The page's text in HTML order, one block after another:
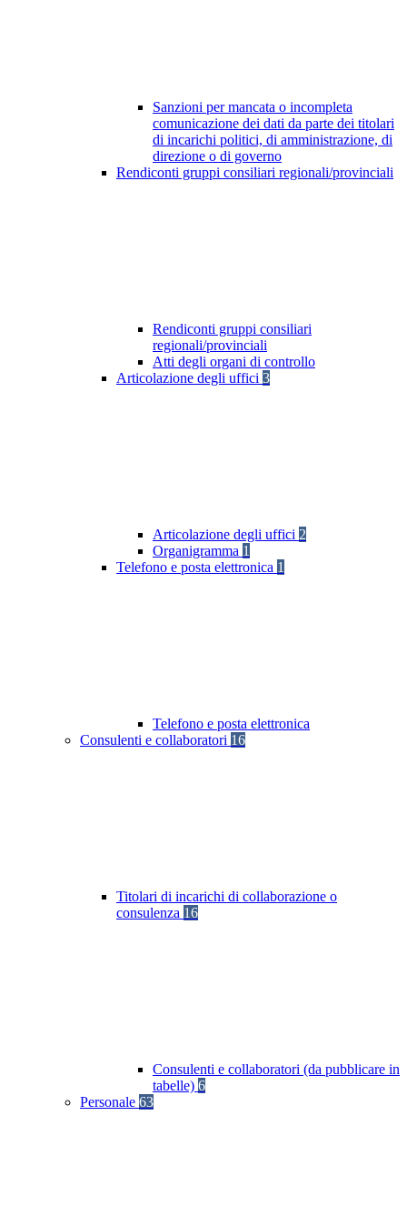
Sanzioni per mancata o incompleta
comunicazione dei dati da parte dei titolari
di incarichi politici, di amministrazione, di
direzione o di governo
Rendiconti gruppi consiliari regionali/provinciali
Rendiconti gruppi consiliari
regionali/provinciali
Atti degli organi di controllo
Articolazione degli uffici 3
Articolazione degli uffici 2
Organigramma 1
Telefono e posta elettronica 1
Telefono e posta elettronica
Consulenti e collaboratori 16
Titolari di incarichi di collaborazione o
consulenza 16
Consulenti e collaboratori (da pubblicare in
tabelle) 6
Personale 63